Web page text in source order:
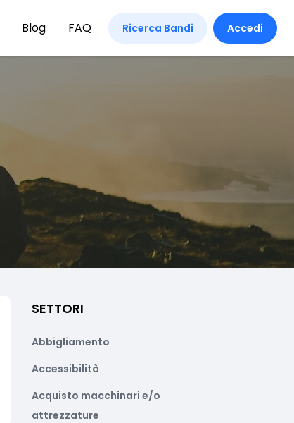
Blog FAQ Ricerca Bandi Accedi
SETTORI
Abbigliamento
Accessibilità
Acquisto macchinari e/o
attrezzature